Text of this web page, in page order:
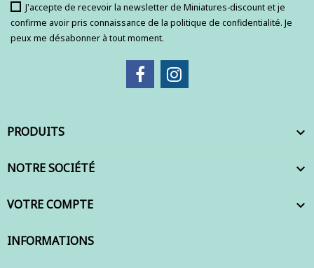
J'accepte de recevoir la newsletter de Miniatures-discount et je
confirme avoir pris connaissance de la politique de confidentialité. Je
peux me désabonner à tout moment.
PRODUITS 
NOTRE SOCIÉTÉ 
VOTRE COMPTE 
INFORMATIONS